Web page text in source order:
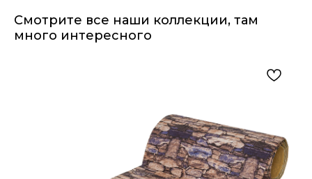
Смотрите все наши коллекции, там
много интересного